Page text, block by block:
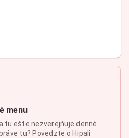
menu
tu ešte nezverejňuje denné
tu? Povedzte o Hipali